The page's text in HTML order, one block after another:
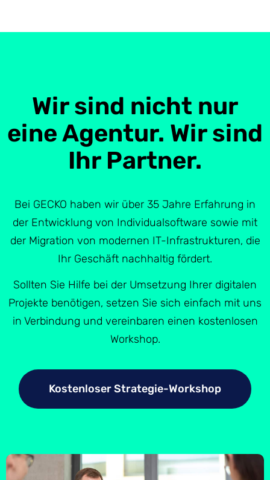
Wir sind nicht nur
eine Agentur. Wir sind
Ihr Partner.
Bei GECKO haben wir über 35 Jahre Erfahrung in
der Entwicklung von Individualsoftware sowie mit
der Migration von modernen IT-Infrastrukturen, die
Ihr Geschäft nachhaltig fördert.
Sollten Sie Hilfe bei der Umsetzung Ihrer digitalen
Projekte benötigen, setzen Sie sich einfach mit uns
in Verbindung und vereinbaren einen kostenlosen
Workshop.
Kostenloser Strategie-Workshop